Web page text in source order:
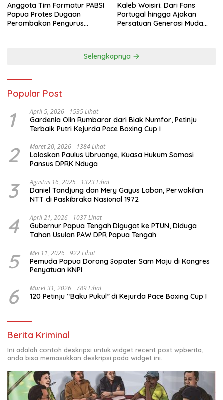
Anggota Tim Formatur PABSI
Papua Protes Dugaan
Perombakan Pengurus
Kaleb Woisiri: Dari Fans
Portugal hingga Ajakan
Persatuan Generasi Muda
Selengkapnya
Popular Post
1 April 5, 2026 1535 Lihat
Gardenia Olin Rumbarar dari Biak Numfor, Petinju
Terbaik Putri Kejurda Pace Boxing Cup I
2 Maret 20, 2026 1384 Lihat
Loloskan Paulus Ubruange, Kuasa Hukum Somasi
Pansus DPRK Nduga
3 Agustus 16, 2025 1323 Lihat
Daniel Tandjung dan Mery Gayus Laban, Perwakilan
NTT di Paskibraka Nasional 1972
4 April 21, 2026 1037 Lihat
Gubernur Papua Tengah Digugat ke PTUN, Diduga
Tahan Usulan PAW DPR Papua Tengah
5 Mei 11, 2026 922 Lihat
Pemuda Papua Dorong Sopater Sam Maju di Kongres
Penyatuan KNPI
6 Maret 31, 2026 789 Lihat
120 Petinju “Baku Pukul” di Kejurda Pace Boxing Cup I
Berita Kriminal
Ini adalah contoh deskripsi untuk widget recent post wpberita,
anda bisa memasukkan deskripsi pada widget ini.